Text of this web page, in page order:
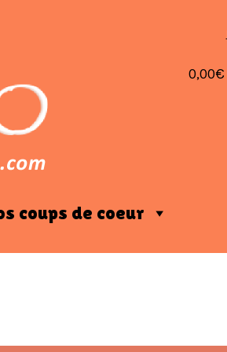
0,00€
coups de coeur